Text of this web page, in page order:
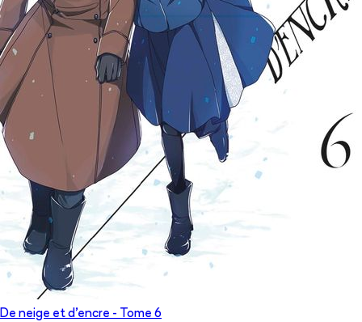
De neige et d'encre - Tome 6